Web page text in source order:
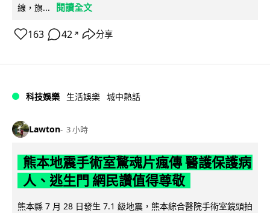
線，旗...
閱讀全文
163 42 ↗ 分享
科技娛樂 生活娛樂 城中熱話
Lawton 3 小時
熊本地震手術室驚魂片瘋傳 醫護保護病
人、逃生門 網民讚值得尊敬
熊本縣 7 月 28 日發生 7.1 級地震，熊本綜合醫院手術室鏡頭拍